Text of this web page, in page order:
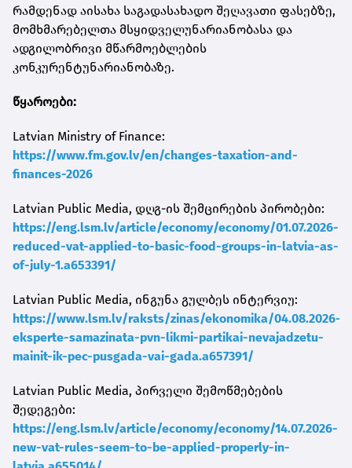
რამდენად აისახა საგადასახადო შეღავათი ფასებზე,
მომხმარებელთა მსყიდველუნარიანობასა და
ადგილობრივი მწარმოებლების
კონკურენტუნარიანობაზე.
წყაროები:
Latvian Ministry of Finance:
https://www.fm.gov.lv/en/changes-taxation-and-
finances-2026
Latvian Public Media, დღგ-ის შემცირების პირობები:
https://eng.lsm.lv/article/economy/economy/01.07.2026-
reduced-vat-applied-to-basic-food-groups-in-latvia-as-
of-july-1.a653391/
Latvian Public Media, ინგუნა გულბეს ინტერვიუ:
https://www.lsm.lv/raksts/zinas/ekonomika/04.08.2026-
eksperte-samazinata-pvn-likmi-partikai-nevajadzetu-
mainit-ik-pec-pusgada-vai-gada.a657391/
Latvian Public Media, პირველი შემოწმებების
შედეგები:
https://eng.lsm.lv/article/economy/economy/14.07.2026-
new-vat-rules-seem-to-be-applied-properly-in-